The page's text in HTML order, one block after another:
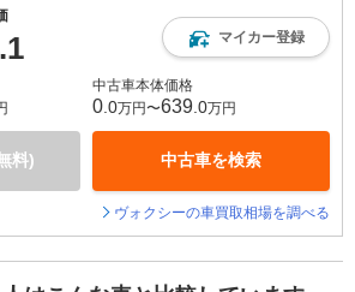
マイカー登録
料)
中古車本体価格
0 .0万円〜639 .0万円
中古車を検索
ヴォクシーの車買取相場を調べる